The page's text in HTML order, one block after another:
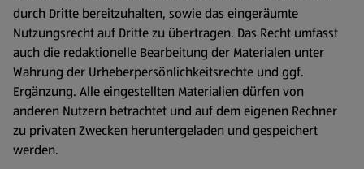
durch Dritte bereitzuhalten, sowie das eingeräumte
Nutzungsrecht auf Dritte zu übertragen. Das Recht umfasst
auch die redaktionelle Bearbeitung der Materialen unter
Wahrung der Urheberpersönlichkeitsrechte und ggf.
Ergänzung. Alle eingestellten Materialien dürfen von
anderen Nutzern betrachtet und auf dem eigenen Rechner
zu privaten Zwecken heruntergeladen und gespeichert
werden.